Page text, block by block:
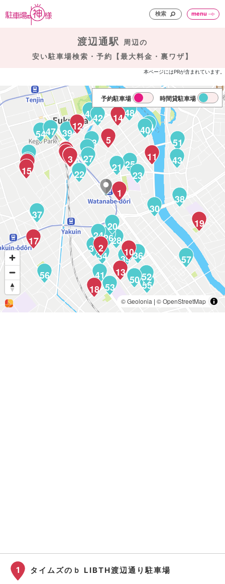
検索 menu
渡辺通駅
周辺の
安い駐車場検索・予約【最大料金・裏ワザ】
本ページにはPRが含まれています。
57
56
55
54
53
52
51
50
49
48
47
46
45
44
43
42
41
40
39
38
37
36
35
34
33
32
31
30
29
28
27
26
25
24
23
22
21
20 19
18
17
16
15
14
13
12
11
10
9
8
76
5
4
3
2
1
予約駐車場 時間貸駐車場
1 タイムズのｂ LIBTH渡辺通り駐車場